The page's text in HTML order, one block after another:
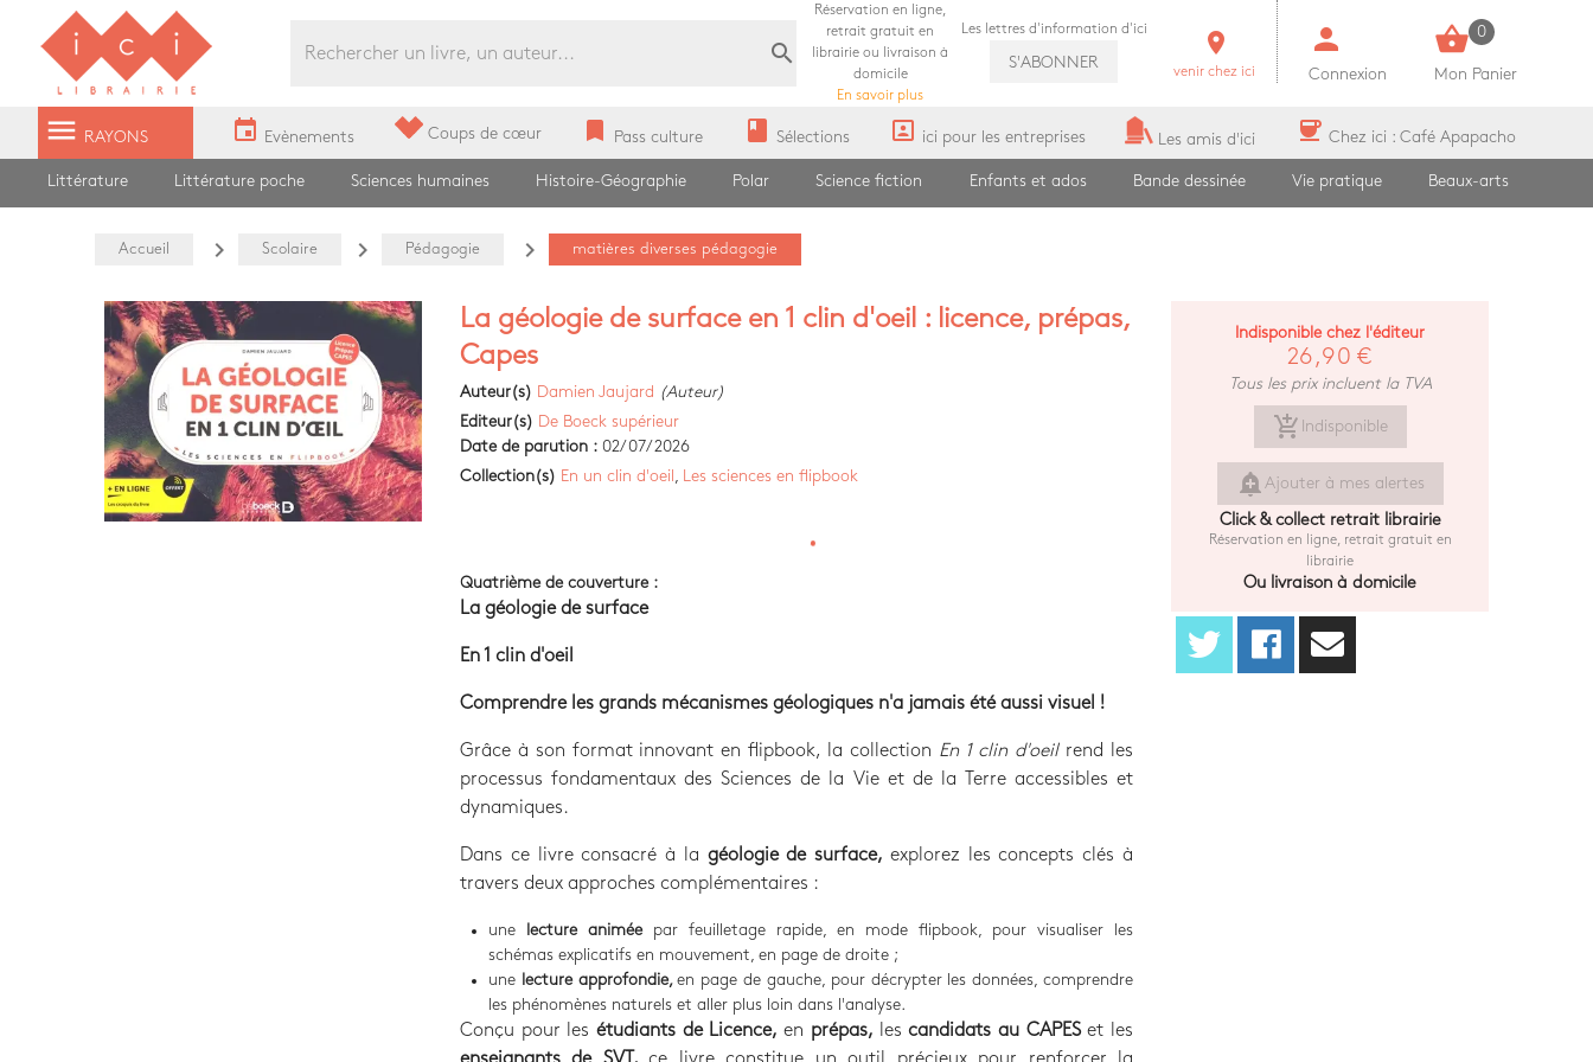
Librairie Ici Grands Boulevards
search
Réservation en ligne,
retrait gratuit en
librairie ou livraison à
domicile
En savoir plus
Les lettres d'information d'ici
S'ABONNER
room
venir chez ici
person
Connexion
shopping_basket 0
Mon Panier
menu RAYONS event Evènements Coups de cœur bookmark Pass culture book Sélections portrait ici pour les entreprises Les amis d'ici coffee Chez ici : Café Apapacho
Littérature Littérature poche Sciences humaines Histoire-Géographie Polar Science fiction Enfants et ados Bande dessinée Vie pratique Beaux-arts
Accueil navigate_next Scolaire navigate_next Pédagogie navigate_next matières diverses pédagogie
La géologie de surface en 1 clin d'oeil : licence, prépas,
Capes
Auteur(s) Damien Jaujard (Auteur)
Editeur(s) De Boeck supérieur
Date de parution : 02/07/2026
Collection(s) En un clin d'oeil Les sciences en flipbook
Quatrième de couverture :
La géologie de surface
En 1 clin d'oeil
Comprendre les grands mécanismes géologiques n'a jamais été aussi visuel !
Grâce à son format innovant en flipbook, la collection En 1 clin d'oeilrend les
processus fondamentaux des Sciences de la Vie et de la Terre accessibles et
dynamiques.
Dans ce livre consacré à la géologie de surface, explorez les concepts clés à
travers deux approches complémentaires :
une lecture animée par feuilletage rapide, en mode flipbook, pour visualiser les
schémas explicatifs en mouvement, en page de droite ;
une
lecture approfondie,en page de gauche, pour décrypter les données, comprendre
les phénomènes naturels et aller plus loin dans l'analyse.
Conçu pour lesétudiants de Licence,en prépas, lescandidats au CAPESet les
Indisponible chez l'éditeur
26,90 €
Tous les prix incluent la TVA
add_shopping_cart Indisponible
add_alert Ajouter à mes alertes
Click & collect retrait librairie
Réservation en ligne, retrait gratuit en
librairie
Ou livraison à domicile